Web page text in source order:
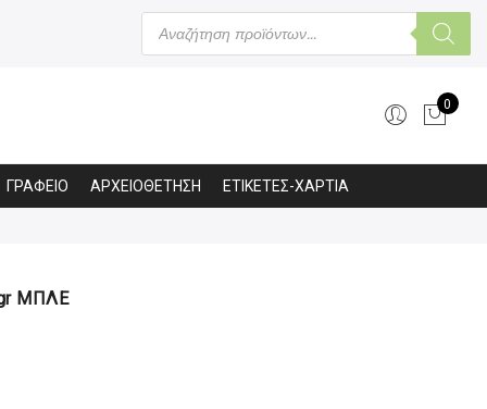
Products
search
0
ΓΡΑΦΕΙΟ ΑΡΧΕΙΟΘΕΤΗΣΗ ΕΤΙΚΕΤΕΣ-ΧΑΡΤΙΑ
ΜΠΛΕ